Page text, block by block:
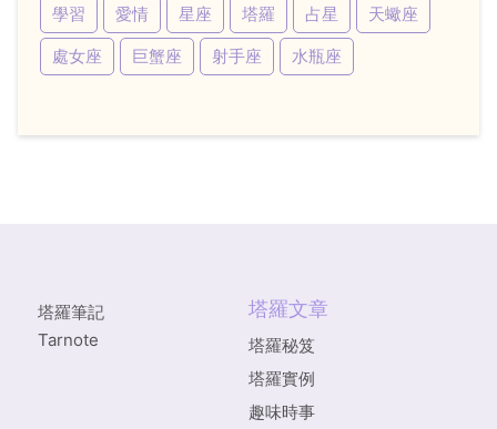
學習 愛情 星座 塔羅 占星
天蠍座
處女座
巨蟹座 射手座 水瓶座
塔羅筆記
Tarnote
塔羅文章
塔羅秘笈
塔羅實例
趣味時事